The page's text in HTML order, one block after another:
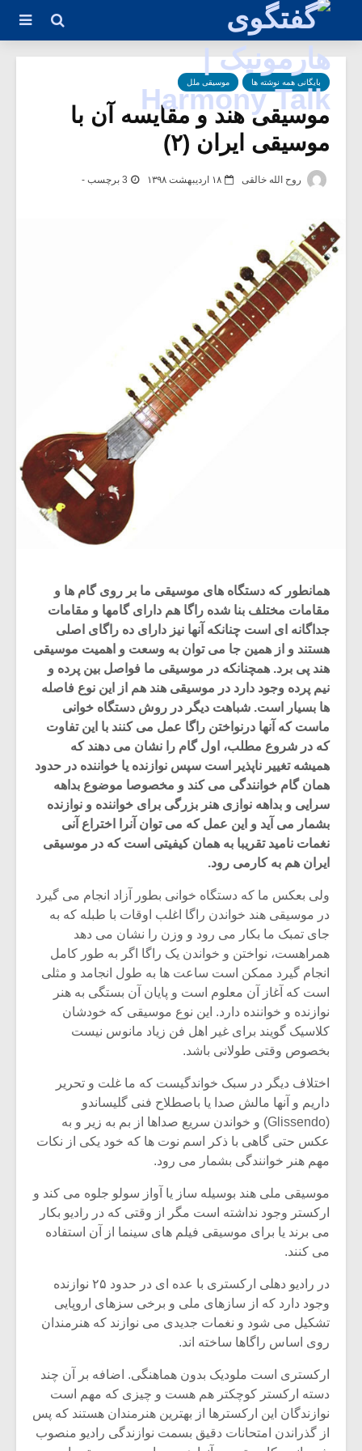
بایگانی همه نوشته ها موسیقی ملل
موسیقی هند و مقایسه آن با
موسیقی ایران (۲)
روح الله خالقی ۱۸ اردیبهشت ۱۳۹۸ 3 برچسب -
همانطور که دستگاه های موسیقی ما بر روی گام ها و
مقامات مختلف بنا شده راگا هم دارای گامها و مقامات
جداگانه ای است چنانکه آنها نیز دارای ده راگای اصلی
هستند و از همین جا می توان به وسعت و اهمیت موسیقی
هند پی برد. همچنانکه در موسیقی ما فواصل بین پرده و
نیم پرده وجود دارد در موسیقی هند هم از این نوع فاصله
ها بسیار است. شباهت دیگر در روش دستگاه خوانی
ماست که آنها درنواختن راگا عمل می کنند با این تفاوت
که در شروع مطلب، اول گام را نشان می دهند که
همیشه تغییر ناپذیر است سپس نوازنده یا خواننده در حدود
همان گام خوانندگی می کند و مخصوصا موضوع بداهه
سرایی و بداهه نوازی هنر بزرگی برای خواننده و نوازنده
بشمار می آید و این عمل که می توان آنرا اختراع آنی
نغمات نامید تقریبا به همان کیفیتی است که در موسیقی
ایران هم به کارمی رود.
ولی بعکس ما که دستگاه خوانی بطور آزاد انجام می گیرد
در موسیقی هند خواندن راگا اغلب اوقات با طبله که به
جای تمبک ما بکار می رود و وزن را نشان می دهد
همراهست، نواختن و خواندن یک راگا اگر به طور کامل
انجام گیرد ممکن است ساعت ها به طول انجامد و مثلی
است که آغاز آن معلوم است و پایان آن بستگی به هنر
نوازنده و خواننده دارد. این نوع موسیقی که خودشان
کلاسیک گویند برای غیر اهل فن زیاد مانوس نیست
بخصوص وقتی طولانی باشد.
اختلاف دیگر در سبک خواندگیست که ما غلت و تحریر
داریم و آنها مالش صدا یا باصطلاح فنی گلیساندو
(Glissendo) و خواندن سریع صداها از بم به زیر و به
عکس حتی گاهی با ذکر اسم نوت ها که خود یکی از نکات
مهم هنر خوانندگی بشمار می رود.
موسیقی ملی هند بوسیله ساز یا آواز سولو جلوه می کند و
ارکستر وجود نداشته است مگر از وقتی که در رادیو بکار
می برند یا برای موسیقی فیلم های سینما از آن استفاده
می کنند.
در رادیو دهلی ارکستری با عده ای در حدود ۲۵ نوازنده
وجود دارد که از سازهای ملی و برخی سزهای اروپایی
تشکیل می شود و نغمات جدیدی می نوازند که هنرمندان
روی اساس راگاها ساخته اند.
ارکستری است ملودیک بدون هماهنگی. اضافه بر آن چند
دسته ارکستر کوچکتر هم هست و چیزی که مهم است
نوازندگان این ارکسترها از بهترین هنرمندان هستند که پس
از گذراندن امتحانات دقیق بسمت نوازندگی رادیو منصوب
میکلوش روژا
یادداشتی بر موسیقی
متن فیلم «متری
شیش و نیم»
اگر نمی توانی
مشهورترین باشی،
بدنام ترین باش
موریس ژار
سکانسی